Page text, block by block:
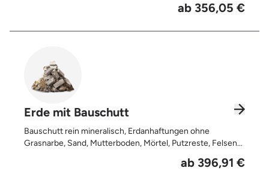
ab 356,05 €
Erde mit Bauschutt
Bauschutt rein mineralisch, Erdanhaftungen ohne
Grasnarbe, Sand, Mutterboden, Mörtel, Putzreste, Felsen
ab 396,91 €